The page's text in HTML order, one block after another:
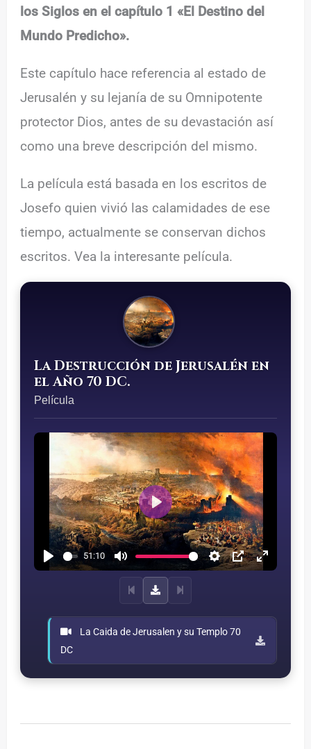
los Siglos en el capítulo 1 «El Destino del
Mundo Predicho».
Este capítulo hace referencia al estado de
Jerusalén y su lejanía de su Omnipotente
protector Dios, antes de su devastación así
como una breve descripción del mismo.
La película está basada en los escritos de
Josefo quien vivió las calamidades de ese
tiempo, actualmente se conservan dichos
escritos. Vea la interesante película.
La Destrucción de Jerusalén en
el Año 70 DC.
Película
51:10
P
l
a
y
La Caida de Jerusalen y su Templo 70
DC